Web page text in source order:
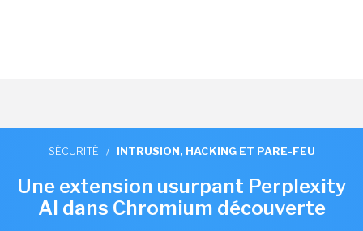
SÉCURITÉ / INTRUSION, HACKING ET PARE-FEU
Une extension usurpant Perplexity
AI dans Chromium découverte